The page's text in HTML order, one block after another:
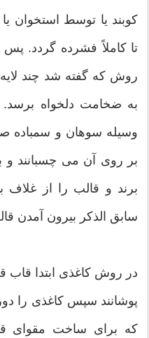
کوبند یا توسط استخوان
تا کاملاً فشرده گردد.
روش که گفته شد چند
به ضخامت دلخواه
وسیله سوهان و سمباده
بر روی آن می چسبانند و
برند و قالب را از
سابق الذکر بیرون آمدن
در روش کاغذی ابتدا قاب
پوشانند سپس کاغذی را
که برای ساخت مقوای